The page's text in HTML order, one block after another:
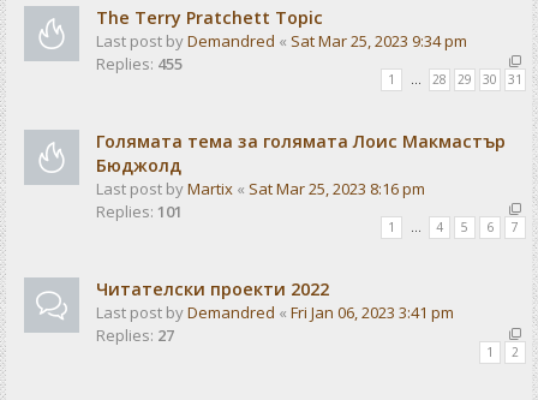
The Terry Pratchett Topic
Last post byDemandred « Sat Mar 25, 2023 9:34 pm
Replies: 455
1 … 28 29 30 31
Голямата тема за голямата Лоис Макмастър
Бюджолд
Last post byMartix « Sat Mar 25, 2023 8:16 pm
Replies: 101
1 … 4 5 6 7
Читателски проекти 2022
Last post byDemandred « Fri Jan 06, 2023 3:41 pm
Replies: 27
1 2